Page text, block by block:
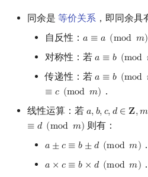
同余是 等价关系 ，即同余具
自反性： 𝑎 ≡ 𝑎 (mod 𝑚)
a ≡a (modm)
对称性：若 𝑎 ≡ 𝑏 (mod
a ≡b (modm
传递性：若 𝑎 ≡ 𝑏 (mod
a ≡b (modm ,
≡ 𝑐 (mod 𝑚) ．
线性运算：若 𝑎,𝑏,𝑐,𝑑 ∈ 𝐙,𝑚
≡ 𝑑 (mod 𝑚)
a, b, c,d∈Z ,m∈
则有：
𝑎 ±𝑐 ≡ 𝑏 ±𝑑 (mod 𝑚)
a ±c ≡b± d( modm) ．
𝑎 × 𝑐 ≡ 𝑏 × 𝑑 (mod 𝑚)
a ×c ≡b× d( modm)
．